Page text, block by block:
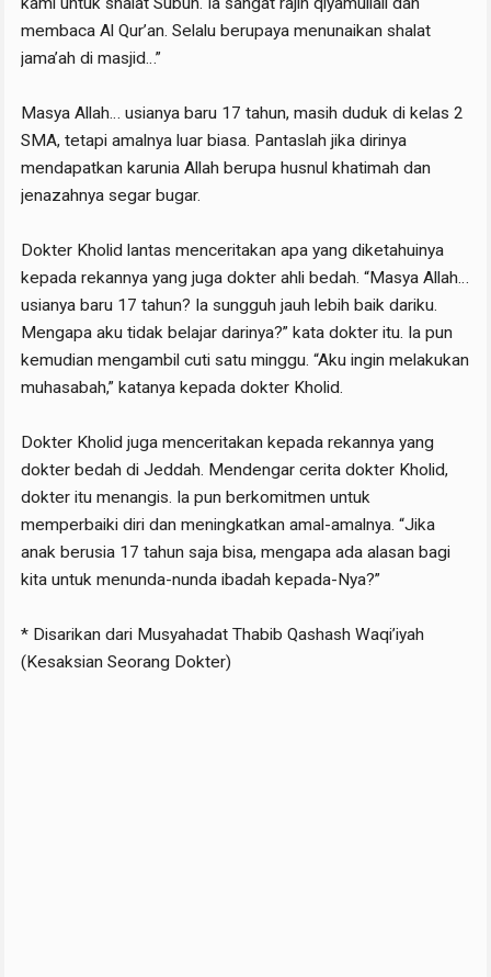
membaca Al Qur’an. Selalu berupaya menunaikan shalat
jama’ah di masjid…”
Masya Allah… usianya baru 17 tahun, masih duduk di kelas 2
SMA, tetapi amalnya luar biasa. Pantaslah jika dirinya
mendapatkan karunia Allah berupa husnul khatimah dan
jenazahnya segar bugar.
Dokter Kholid lantas menceritakan apa yang diketahuinya
kepada rekannya yang juga dokter ahli bedah. “Masya Allah…
usianya baru 17 tahun? Ia sungguh jauh lebih baik dariku.
Mengapa aku tidak belajar darinya?” kata dokter itu. Ia pun
kemudian mengambil cuti satu minggu. “Aku ingin melakukan
muhasabah,” katanya kepada dokter Kholid.
Dokter Kholid juga menceritakan kepada rekannya yang
dokter bedah di Jeddah. Mendengar cerita dokter Kholid,
dokter itu menangis. Ia pun berkomitmen untuk
memperbaiki diri dan meningkatkan amal-amalnya. “Jika
anak berusia 17 tahun saja bisa, mengapa ada alasan bagi
kita untuk menunda-nunda ibadah kepada-Nya?”
* Disarikan dari Musyahadat Thabib Qashash Waqi’iyah
(Kesaksian Seorang Dokter)